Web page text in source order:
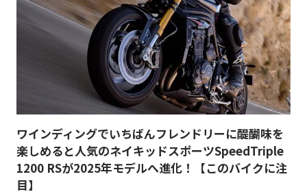
ワインディングでいちばんフレンドリーに醍醐味を
楽しめると人気のネイキッドスポーツSpeedTriple
1200 RSが2025年モデルへ進化！【このバイクに注
目】